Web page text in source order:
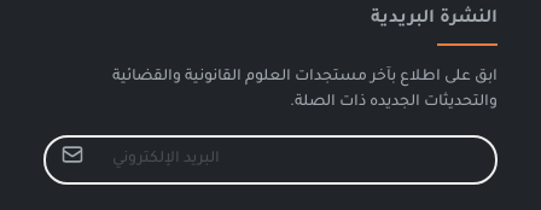
النشرة البريدية
ابق على اطلاع بآخر مستجدات العلوم القانونية والقضائية
والتحديثات الجديده ذات الصلة.